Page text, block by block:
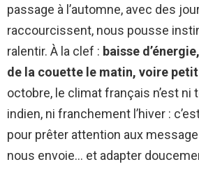
passage à l’automne, avec des
raccourcissent, nous pousse
ralentir. À la clef : baisse
de la couette le matin, voire
octobre, le climat français n’est ni
indien, ni franchement l’hiver :
pour prêter attention aux
nous envoie… et adapter